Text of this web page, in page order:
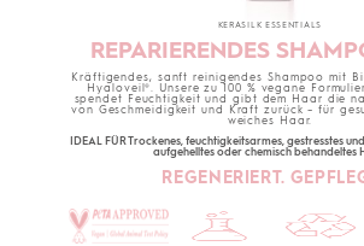
KERASILK ESSENTIALS
REPARIERENDES
Kräftigendes, sanft reinigendes Shampoo mit
Hyaloveil®. Unsere zu 100 % vegane
spendet Feuchtigkeit und gibt dem Haar die
von Geschmeidigkeit und Kraft zurück – für
weiches Haar.
IDEAL FÜR Trockenes, feuchtigkeitsarmes, gestresstes
aufgehelltes oder chemisch behandeltes
REGENERIERT.